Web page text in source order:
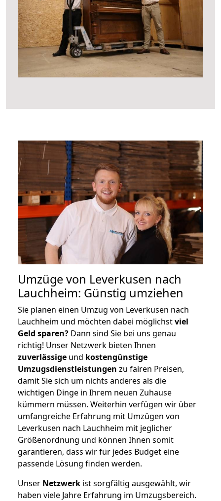
Umzüge von Leverkusen nach
Lauchheim: Günstig umziehen
Sie planen einen Umzug von Leverkusen nach
Lauchheim und möchten dabei möglichstviel
Geld sparen? Dann sind Sie bei uns genau
richtig! Unser Netzwerk bieten Ihnen
zuverlässige und kostengünstige
Umzugsdienstleistungen zu fairen Preisen,
damit Sie sich um nichts anderes als die
wichtigen Dinge in Ihrem neuen Zuhause
kümmern müssen. Weiterhin verfügen wir über
umfangreiche Erfahrung mit Umzügen von
Leverkusen nach Lauchheim mit jeglicher
Größenordnung und können Ihnen somit
garantieren, dass wir für jedes Budget eine
passende Lösung finden werden.
Unser Netzwerk ist sorgfältig ausgewählt, wir
haben viele Jahre Erfahrung im Umzugsbereich.